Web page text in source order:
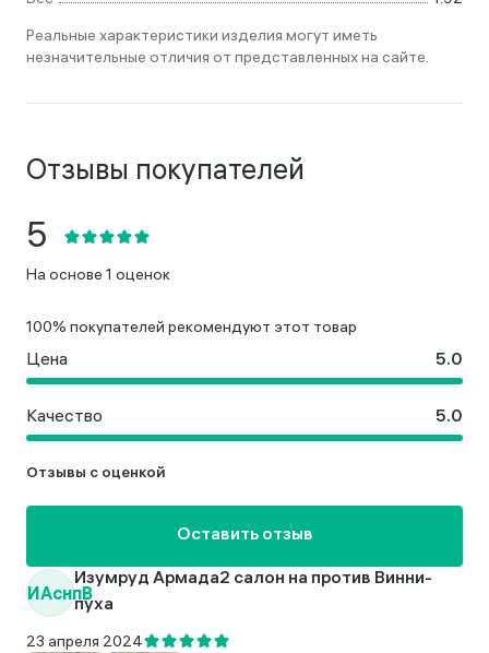
Реальные характеристики изделия могут иметь
незначительные отличия от представленных на сайте.
Отзывы покупателей
ИАснпВ
Изумруд Армада2 салон на против Винни-
пуха
23 апреля 2024
На основе 1 оценок
100% покупателей рекомендуют этот товар
Цена
Качество
Отзывы с оценкой
Оставить отзыв